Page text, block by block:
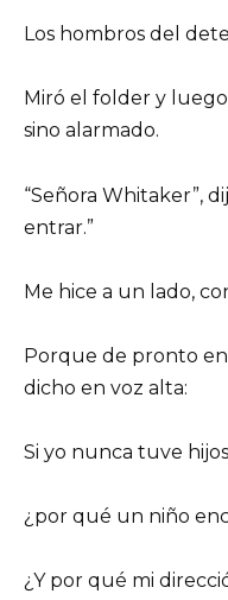
Los hombros del
Miró el folder y
sino alarmado.
“Señora Whitaker”,
entrar.”
Me hice a un lado,
Porque de pronto
dicho en voz alta:
Si yo nunca tuve
¿por qué un niño
¿Y por qué mi